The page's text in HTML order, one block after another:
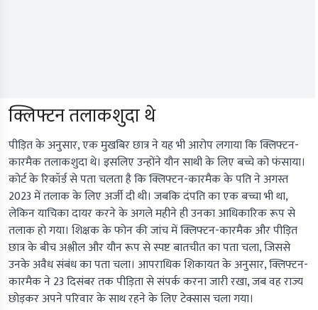
क्लिफ्टन तलाकशुदा थे
पीड़ित के अनुसार, एक मुखबिर छात्र ने यह भी आरोप लगाया कि क्लिफ्टन-
कारमैक तलाकशुदा थे। इसलिए उन्होंने यौन साथी के लिए बच्चे को फंसाया।
कोर्ट के रिकॉर्ड से पता चलता है कि क्लिफ्टन-कारमैक के पति ने अगस्त
2023 में तलाक के लिए अर्जी दी थी। जबकि दंपति का एक बच्चा भी था,
लेकिन याचिका दायर करने के अगले महीने ही उनका आधिकारिक रूप से
तलाक हो गया। शिक्षक के फोन की जांच में क्लिफ्टन-कारमैक और पीड़ित
छात्र के बीच अश्लील और यौन रूप से स्पष्ट बातचीत का पता चला, जिससे
उनके अवैध संबंध का पता चला। आपराधिक शिकायत के अनुसार, क्लिफ्टन-
कारमैक ने 23 दिसंबर तक पीड़िता से संपर्क करना जारी रखा, जब वह राज्य
छोड़कर अपने परिवार के साथ रहने के लिए टेक्सास चला गया।